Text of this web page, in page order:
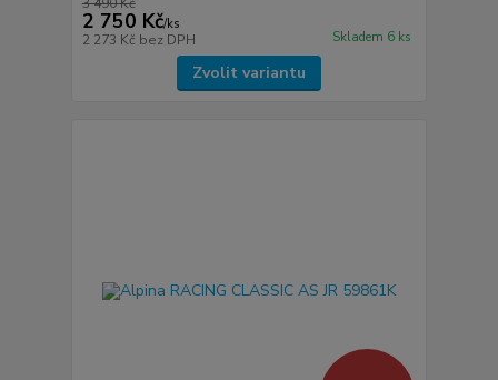
2 750 Kč/ks
2 273 Kč bez DPH Skladem 6 ks
Zvolit variantu